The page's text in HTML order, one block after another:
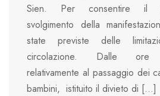
Sien. Per consentire il
svolgimento della
state previste delle
circolazione. Dalle ore
relativamente al passaggio dei
bambini, istituito il divieto di […]